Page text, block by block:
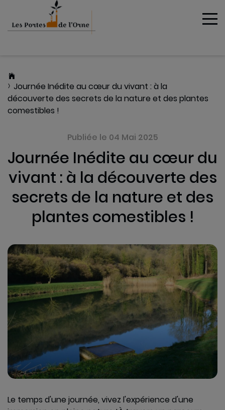
Journée Inédite au cœur du vivant : à la
découverte des secrets de la nature et des plantes
comestibles !
Publiée le 04 Mai 2025
Journée Inédite au cœur du
vivant : à la découverte des
secrets de la nature et des
plantes comestibles !
Le temps d'une journée, vivez l'expérience d'une